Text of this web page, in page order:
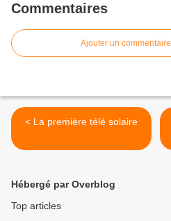
Commentaires
Ajouter un commentaire
< La première télé solaire
Hébergé par Overblog
Top articles